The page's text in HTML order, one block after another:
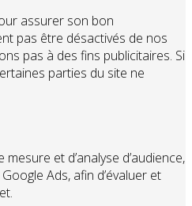
assurer son bon
pas être désactivés de nos
pas à des fins publicitaires. Si
parties du site ne
et d’analyse d’audience,
Ads, afin d’évaluer et